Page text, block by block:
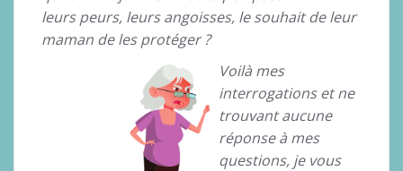
leurs peurs, leurs angoisses, le souhait de leur
maman de les protéger ?
Voilà mes
interrogations et ne
trouvant aucune
réponse à mes
questions, je vous